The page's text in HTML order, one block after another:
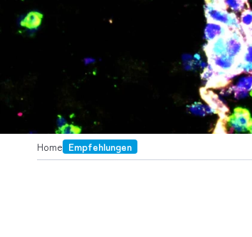
Home Empfehlungen